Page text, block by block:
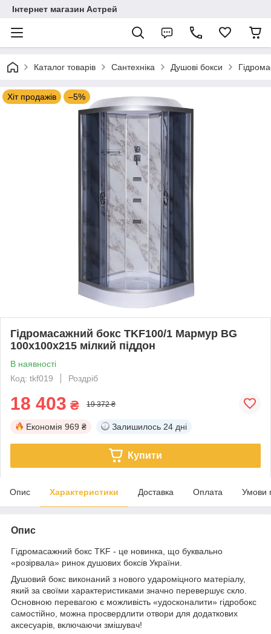
Інтернет магазин Астрей
Каталог товарів Сантехніка Душові бокси
Хіт продажів –5%
Гідромасажний бокс TKF100/1 Мармур BG
100х100х215 мілкий піддон
В наявності
Код: tkf019
Роздріб
18 403 ₴ 19 372 ₴
Економія 969 ₴ Залишилось 24 дні
Купити
Опис Характеристики Доставка Оплата Умови
Опис
Гідромасажний бокс TKF - це новинка, що буквально
«розірвала» ринок душових боксів України.
Душовий бокс виконаний з нового удароміцного матеріалу,
який за своїми характеристиками значно перевершує скло.
Основною перевагою є можливість «удосконалити» гідробокс
самостійно, можна просвердлити отвори для додаткових
аксесуарів, включаючи змішувач!